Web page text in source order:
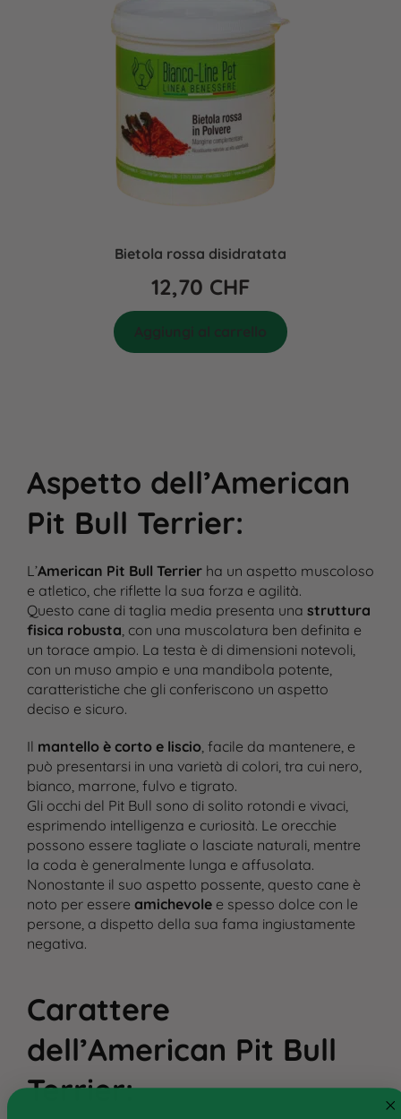
Gatto
Ricette personalizzate
Bietola rossa disidratata
12,70 CHF
Aspetto dell’American
Pit Bull Terrier:
L’American Pit Bull Terrierha un aspetto muscoloso
e atletico, che riflette la sua forza e agilità.
Questo cane di taglia media presenta una struttura
fisica robusta, con una muscolatura ben definita e
un torace ampio. La testa è di dimensioni notevoli,
con un muso ampio e una mandibola potente,
caratteristiche che gli conferiscono un aspetto
deciso e sicuro.
Il mantello è corto e liscio, facile da mantenere, e
può presentarsi in una varietà di colori, tra cui nero,
bianco, marrone, fulvo e tigrato.
Gli occhi del Pit Bull sono di solito rotondi e vivaci,
esprimendo intelligenza e curiosità. Le orecchie
possono essere tagliate o lasciate naturali, mentre
la coda è generalmente lunga e affusolata.
Nonostante il suo aspetto possente, questo cane è
noto per essere amichevolee spesso dolce con le
persone, a dispetto della sua fama ingiustamente
negativa.
Carattere
dell’American Pit Bull
Terrier: